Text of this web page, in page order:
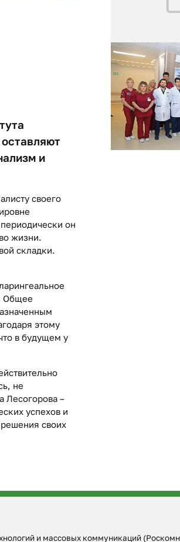
и
своего
он
жизни.
складки.
Общее
этому
в будущем у
не
Лесогорова –
успехов и
своих
25.05.2026 №
и массовых коммуникаций